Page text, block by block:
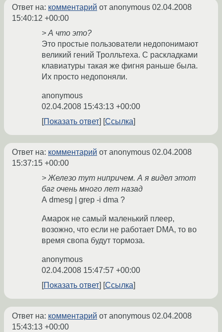
Ответ на: комментарий от anonymous 02.04.2008
15:40:12 +00:00
> А что это?
Это простые пользователи недопонимают
великий гений Тролльтеха. С раскладками
клавиатуры такая же фигня раньше была.
Их просто недопоняли.
anonymous
02.04.2008 15:43:13 +00:00
Показать ответ
Ссылка
Ответ на: комментарий от anonymous 02.04.2008
15:37:15 +00:00
> Железо тут нипричем. А я видел этот
баг очень много лет назад
А dmesg | grep -i dma ?
Амарок не самый маленький плеер,
возожно, что если не работает DMA, то во
время свопа будут тормоза.
anonymous
02.04.2008 15:47:57 +00:00
Показать ответ
Ссылка
Ответ на: комментарий от anonymous 02.04.2008
15:43:13 +00:00